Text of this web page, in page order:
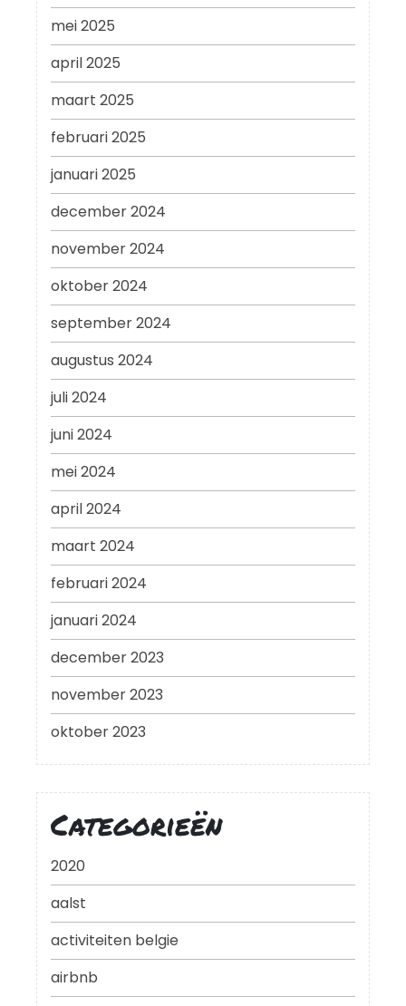
mei 2025
april 2025
maart 2025
februari 2025
januari 2025
december 2024
november 2024
oktober 2024
september 2024
augustus 2024
juli 2024
juni 2024
mei 2024
april 2024
maart 2024
februari 2024
januari 2024
december 2023
november 2023
oktober 2023
Categorieën
2020
aalst
activiteiten belgie
airbnb